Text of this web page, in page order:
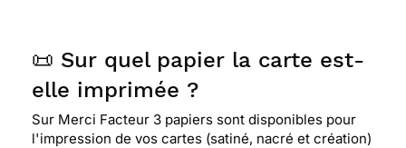
📜 Sur quel papier la carte est-
elle imprimée ?
Sur Merci Facteur 3 papiers sont disponibles pour
l'impression de vos cartes (satiné, nacré et création)